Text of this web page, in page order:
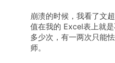
崩溃的时候，我看了文
值在我的 Excel表上就
多少次，有一两次只能
师。